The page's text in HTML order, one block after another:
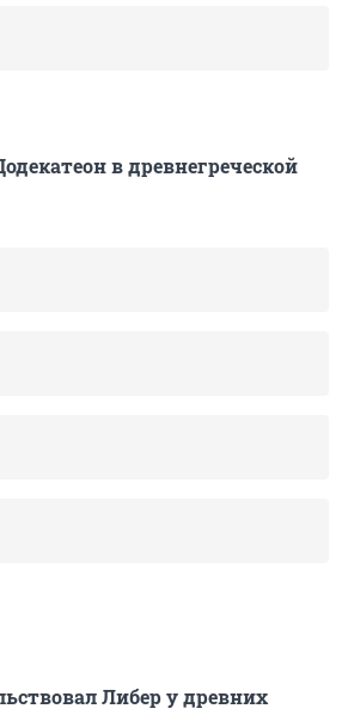
в древнегреческой
Либер у древних